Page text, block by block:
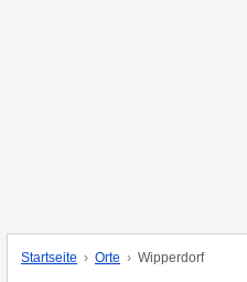
Startseite Orte Wipperdorf